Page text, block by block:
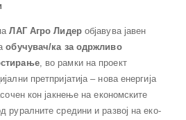
ЛАГ Агро Лидеробјавува јавен
обучувач/ка за одржливо
, во рамки на проект
претпријатија – нова енергија
кон јакнење на економските
руралните средини и развој на еко-